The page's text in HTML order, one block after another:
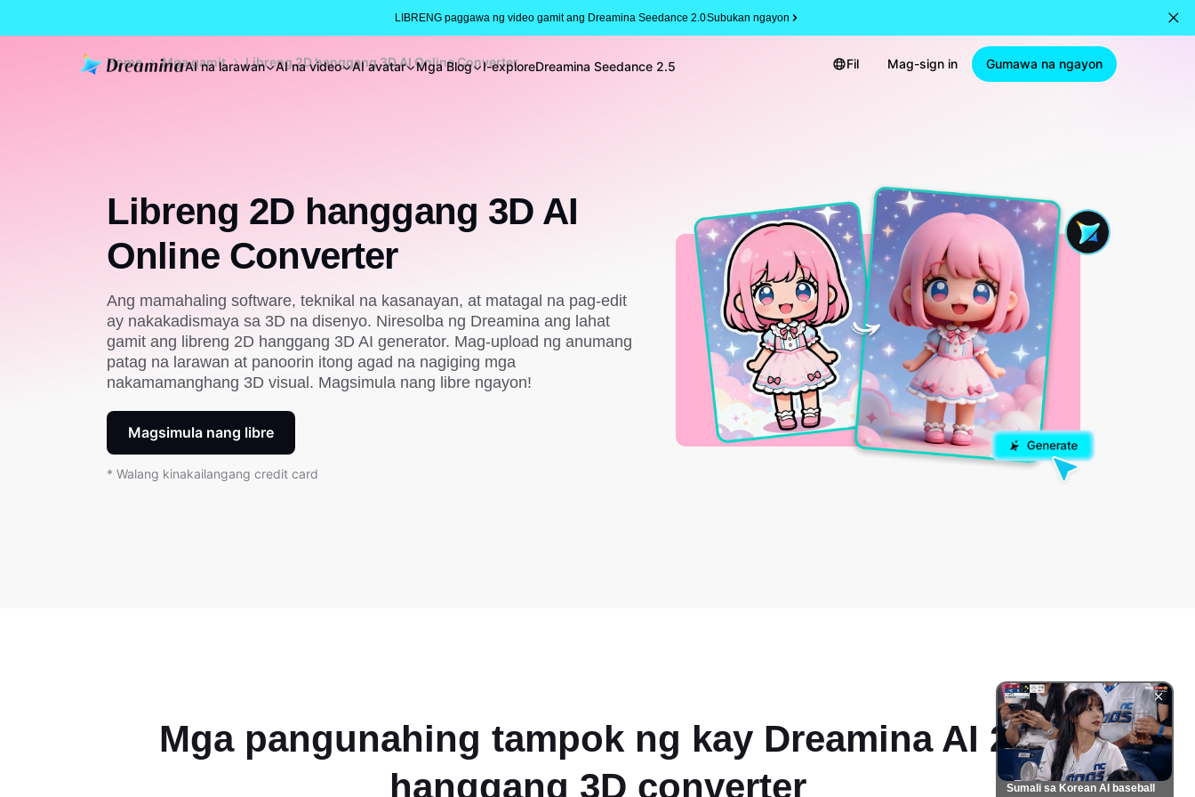
LIBRENG paggawa ng video gamit ang Dreamina Seedance 2.0Subukan ngayon
AI na larawan AI na video AI avatar Mga Blog I-exploreDreamina Seedance 2.5 Fil Mag-sign in Gumawa na ngayon
Home Mga gamit Libreng 2D hanggang 3D AI Online Converter
Libreng 2D hanggang 3D AI
Online Converter
Ang mamahaling software, teknikal na kasanayan, at matagal na pag-edit
ay nakakadismaya sa 3D na disenyo. Niresolba ng Dreamina ang lahat
gamit ang libreng 2D hanggang 3D AI generator. Mag-upload ng anumang
patag na larawan at panoorin itong agad na nagiging mga
nakamamanghang 3D visual. Magsimula nang libre ngayon!
Magsimula nang libre
* Walang kinakailangang credit card
Mga pangunahing tampok ng kay Dreamina AI 2D
hanggang 3D converter
Sumali sa Korean AI baseball